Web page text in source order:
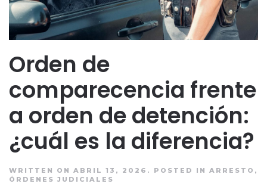
Orden de
comparecencia frente
a orden de detención:
¿cuál es la diferencia?
WRITTEN ON ABRIL 13, 2026. POSTED IN ARRESTO ,
ÓRDENES JUDICIALES